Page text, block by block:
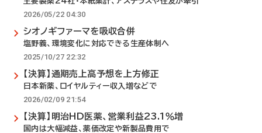
2026/05/22 04:30
シオノギファーマを吸収合併
塩野義、環境変化に対応できる生産体制へ
2025/10/27 22:32
【決算】通期売上高予想を上方修正
日本新薬、ロイヤルティー収入増などで
2026/02/09 21:54
【決算】明治HD医薬、営業利益23.1％増
国内は大幅減益、薬価改定や新製品費用で